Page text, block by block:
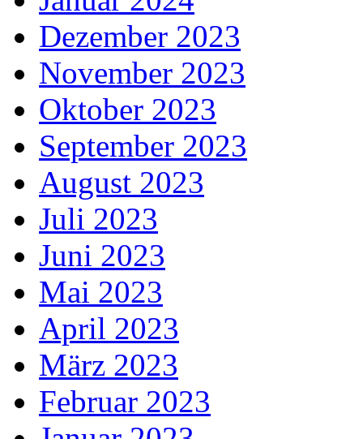
Dezember 2023
November 2023
Oktober 2023
September 2023
August 2023
Juli 2023
Juni 2023
Mai 2023
April 2023
März 2023
Februar 2023